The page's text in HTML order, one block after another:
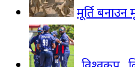
मूर्ति बनाउन